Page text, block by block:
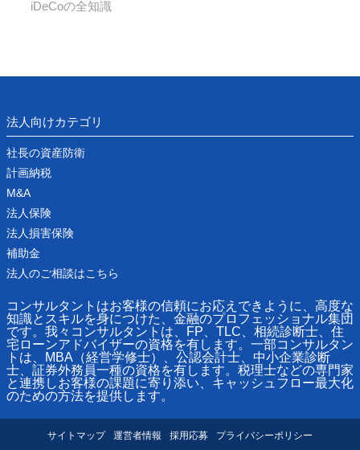
iDeCoの全知識
法人向けカテゴリ
社長の資産防衛
計画納税
M&A
法人保険
法人損害保険
補助金
法人のご相談はこちら
コンサルタントはお客様の信頼にお応えできように、高度な
知識とスキルを身につけた、金融のプロフェッショナル集団
です。我々コンサルタントは、FP、TLC、相続診断士、住
宅ローンアドバイザーの資格を有します。一部コンサルタン
トは、MBA（経営学修士）、公認会計士、中小企業診断
士、証券外務員一種の資格を有します。税理士などの専門家
と連携しお客様の課題に寄り添い、キャッシュフロー最大化
のための方法を提供します。
サイトマップ 運営者情報 採用応募
プライバシーポリシー